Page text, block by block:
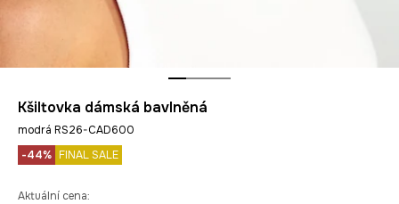
Kšiltovka dámská bavlněná
modrá RS26-CAD600
-44% FINAL SALE
Aktuální cena: